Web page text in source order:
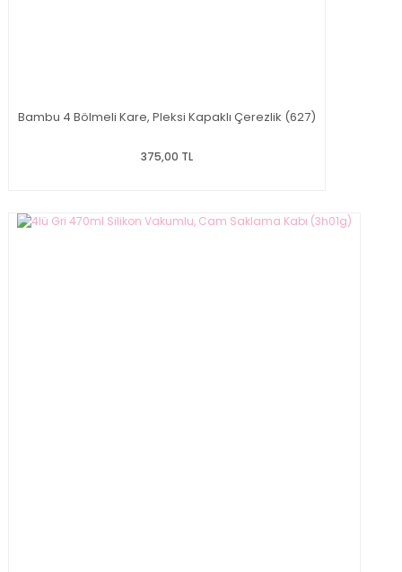
Bambu 4 Bölmeli Kare, Pleksi Kapaklı Çerezlik (627)
375,00 TL